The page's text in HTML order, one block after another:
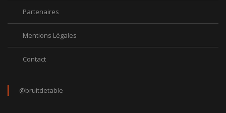
Partenaires
Mentions Légales
Contact
@bruitdetable